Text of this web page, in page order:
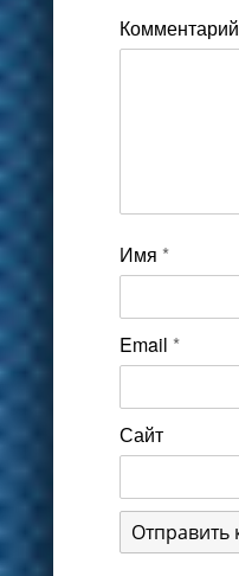
Комментарий
Имя *
Email *
Сайт